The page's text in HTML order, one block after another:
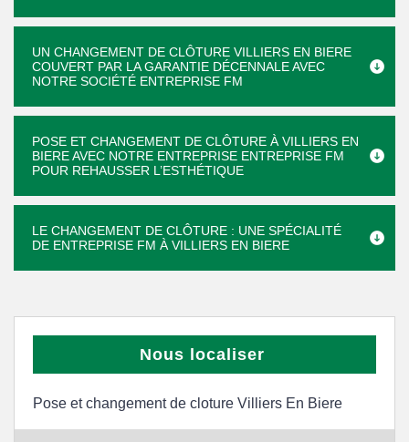
UN CHANGEMENT DE CLÔTURE VILLIERS EN BIERE
COUVERT PAR LA GARANTIE DÉCENNALE AVEC
NOTRE SOCIÉTÉ ENTREPRISE FM
POSE ET CHANGEMENT DE CLÔTURE À VILLIERS EN
BIERE AVEC NOTRE ENTREPRISE ENTREPRISE FM
POUR REHAUSSER L’ESTHÉTIQUE
LE CHANGEMENT DE CLÔTURE : UNE SPÉCIALITÉ
DE ENTREPRISE FM À VILLIERS EN BIERE
Nous localiser
Pose et changement de cloture Villiers En Biere